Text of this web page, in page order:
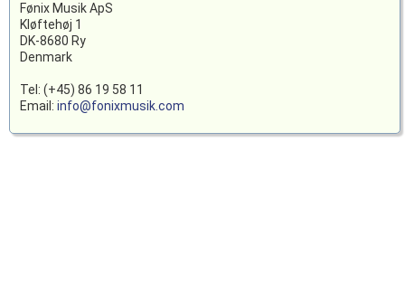
Fønix Musik ApS
Kløftehøj 1
DK-8680 Ry
Denmark
Tel: (+45) 86 19 58 11
Email: info@fonixmusik.com